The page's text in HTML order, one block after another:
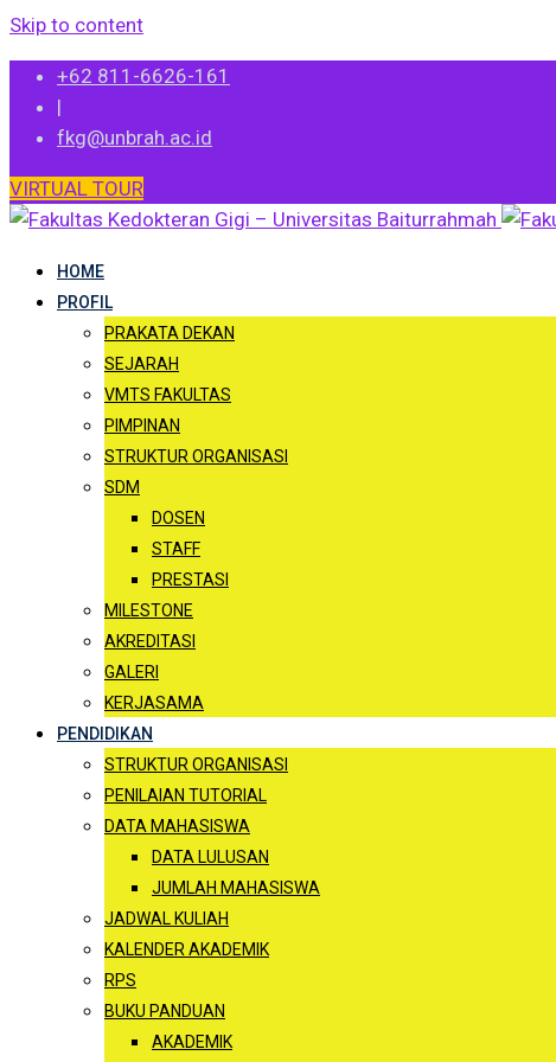
Skip to content
+62 811-6626-161
|
fkg@unbrah.ac.id
VIRTUAL TOUR
HOME
PROFIL
PRAKATA DEKAN
SEJARAH
VMTS FAKULTAS
PIMPINAN
STRUKTUR ORGANISASI
SDM
DOSEN
STAFF
PRESTASI
MILESTONE
AKREDITASI
GALERI
KERJASAMA
PENDIDIKAN
STRUKTUR ORGANISASI
PENILAIAN TUTORIAL
DATA MAHASISWA
DATA LULUSAN
JUMLAH MAHASISWA
JADWAL KULIAH
KALENDER AKADEMIK
RPS
BUKU PANDUAN
AKADEMIK